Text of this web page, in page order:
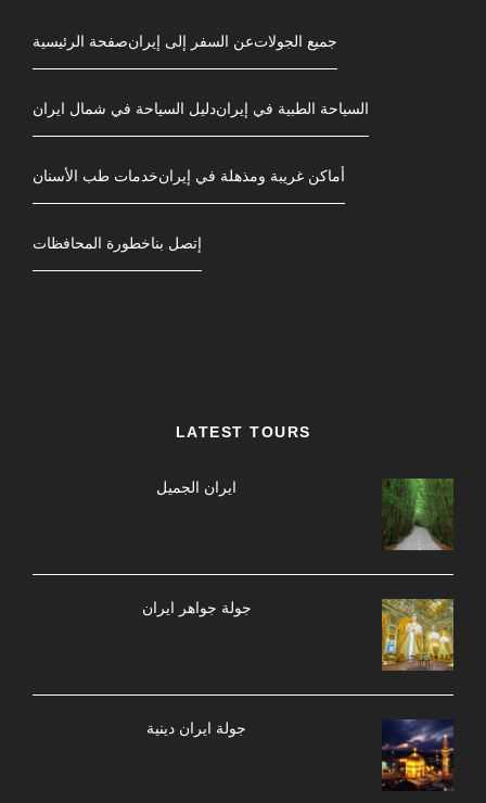
صفحة الرئیسیةعن السفر إلى إيرانجمیع الجولات
دليل السياحة في شمال ایرانالسياحة الطبية في إيران
خدمات طب الأسنانأماكن غريبة ومذهلة في إيران
خطورة المحافظاتإتصل بنا
LATEST TOURS
ایران الجمیل
جولة جواهر ایران
جولة ایران دینیة